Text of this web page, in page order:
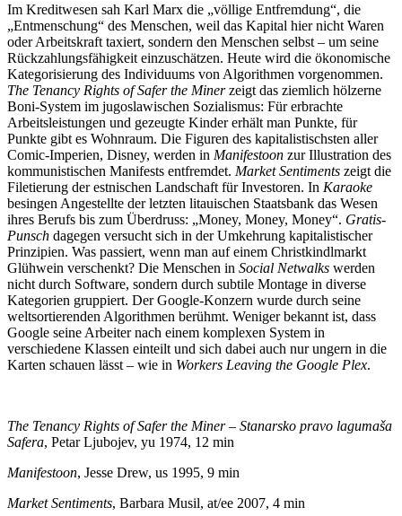
Im Kreditwesen sah Karl Marx die „völlige Entfremdung“, die
„Entmenschung“ des Menschen, weil das Kapital hier nicht Waren
oder Arbeitskraft taxiert, sondern den Menschen selbst – um seine
Rückzahlungsfähigkeit einzuschätzen. Heute wird die ökonomische
Kategorisierung des Individuums von Algorithmen vorgenommen.
The Tenancy Rights of Safer the Minerzeigt das ziemlich hölzerne
Boni-System im jugoslawischen Sozialismus: Für erbrachte
Arbeitsleistungen und gezeugte Kinder erhält man Punkte, für
Punkte gibt es Wohnraum. Die Figuren des kapitalistischsten aller
Comic-Imperien, Disney, werden in Manifestoon zur Illustration des
kommunistischen Manifests entfremdet. Market Sentiments zeigt die
Filetierung der estnischen Landschaft für Investoren. In Karaoke
besingen Angestellte der letzten litauischen Staatsbank das Wesen
ihres Berufs bis zum Überdruss: „Money, Money, Money“. Gratis-
Punsch dagegen versucht sich in der Umkehrung kapitalistischer
Prinzipien. Was passiert, wenn man auf einem Christkindlmarkt
Glühwein verschenkt? Die Menschen in Social Netwalks werden
nicht durch Software, sondern durch subtile Montage in diverse
Kategorien gruppiert. Der Google-Konzern wurde durch seine
weltsortierenden Algorithmen berühmt. Weniger bekannt ist, dass
Google seine Arbeiter nach einem komplexen System in
verschiedene Klassen einteilt und sich dabei auch nur ungern in die
Karten schauen lässt – wie in Workers Leaving the Google Plex.
The Tenancy Rights of Safer the Miner – Stanarsko pravo lagumaša
Safera, Petar Ljubojev, yu 1974, 12 min
Manifestoon, Jesse Drew, us 1995, 9 min
Market Sentiments, Barbara Musil, at/ee 2007, 4 min